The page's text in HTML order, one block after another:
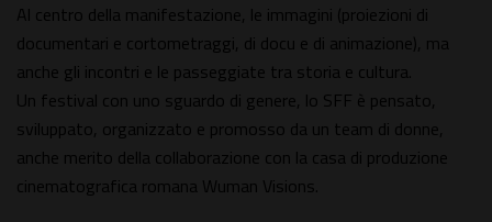
Al centro della manifestazione, le immagini (proiezioni di
documentari e cortometraggi, di docu e di animazione), ma
anche gli incontri e le passeggiate tra storia e cultura.
Un festival con uno sguardo di genere, lo SFF è pensato,
sviluppato, organizzato e promosso da un team di donne,
anche merito della collaborazione con la casa di produzione
cinematografica romana Wuman Visions.